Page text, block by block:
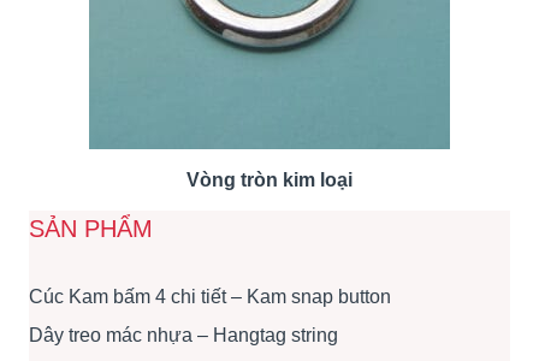
Vòng tròn kim loại
SẢN PHẨM
Cúc Kam bấm 4 chi tiết – Kam snap button
Dây treo mác nhựa – Hangtag string